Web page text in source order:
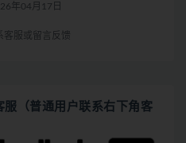
年04月17日
客服或留言反馈
服（普通用户联系右下角客